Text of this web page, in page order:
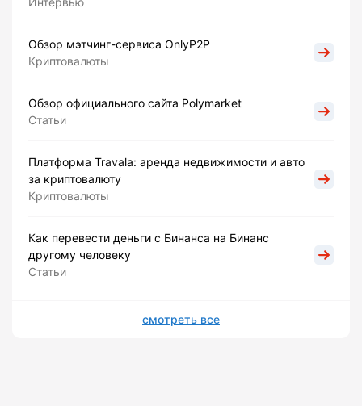
Обзор мэтчинг-сервиса OnlyP2P
Криптовалюты
Обзор официального сайта Polymarket
Статьи
Платформа Travala: аренда недвижимости и авто
за криптовалюту
Криптовалюты
Как перевести деньги с Бинанса на Бинанс
другому человеку
Статьи
смотреть все